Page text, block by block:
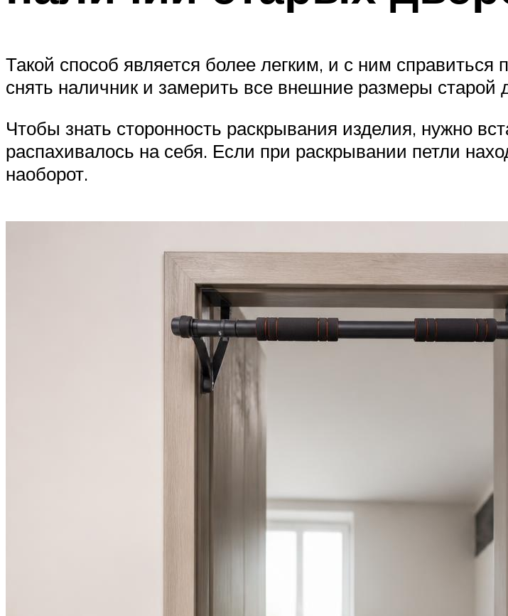
Такой способ является более легким, и с ним
снять наличник и замерить все внешние размеры старой
Чтобы знать сторонность раскрывания изделия, нужно
распахивалось на себя. Если при раскрывании петли
наоборот.